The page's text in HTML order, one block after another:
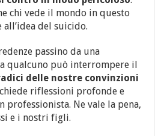
chi vede il mondo in questo
del suicido.
passino da una
qualcuno può interrompere il
delle nostre convinzioni
riflessioni profonde e
professionista. Ne vale la pena,
e i nostri figli.